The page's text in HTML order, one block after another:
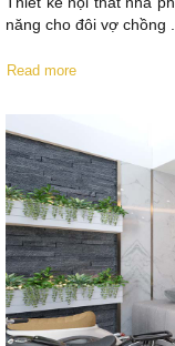
năng cho đôi vợ chồng ...
Read more